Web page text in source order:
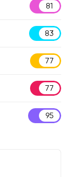
81
83
77
77
95